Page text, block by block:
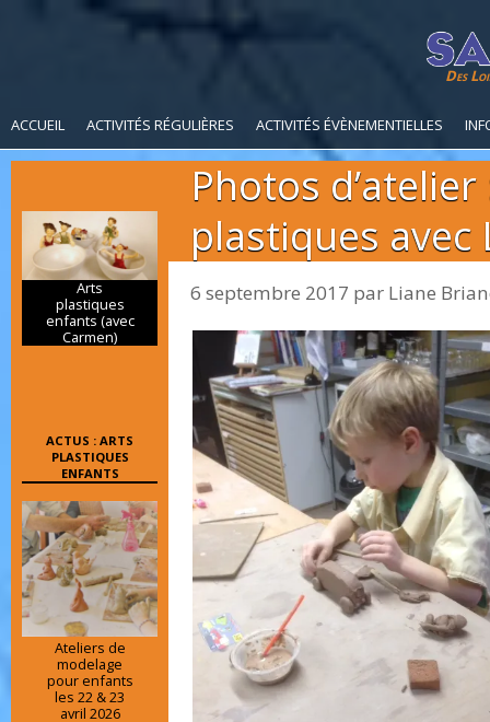
Des
ACCUEIL ACTIVITÉS RÉGULIÈRES ACTIVITÉS ÉVÈNEMENTIELLES
Photos
plastiques avec
6 septembre 2017 par Liane
Arts
plastiques
enfants (avec
Carmen)
ACTUS : ARTS
PLASTIQUES
ENFANTS
Ateliers de
modelage
pour enfants
les 22 & 23
avril 2026